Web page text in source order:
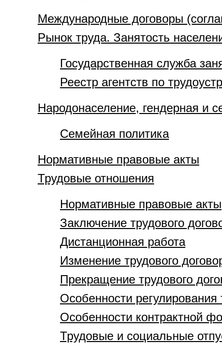
Международные договоры
Рынок труда. Занятость
Государственная служба
Реестр агентств по
Народонаселение, гендерная и
Семейная политика
Нормативные правовые акты
Трудовые отношения
Нормативные правовые акты
Заключение трудового
Дистанционная работа
Изменение трудового
Прекращение трудового
Особенности регулирования
Особенности контрактной
Трудовые и социальные